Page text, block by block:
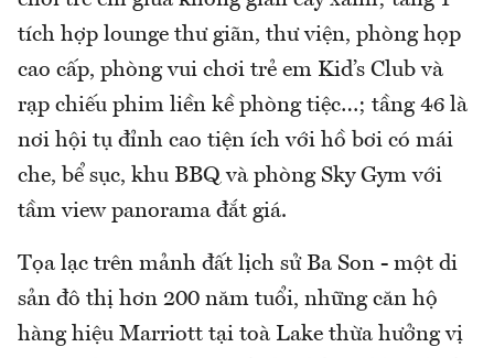
tích hợp lounge thư giãn, thư viện, phòng họp
cao cấp, phòng vui chơi trẻ em Kid’s Club và
rạp chiếu phim liền kề phòng tiệc…; tầng 46 là
nơi hội tụ đỉnh cao tiện ích với hồ bơi có mái
che, bể sục, khu BBQ và phòng Sky Gym với
tầm view panorama đắt giá.
Tọa lạc trên mảnh đất lịch sử Ba Son - một di
sản đô thị hơn 200 năm tuổi, những căn hộ
hàng hiệu Marriott tại toà Lake thừa hưởng vị